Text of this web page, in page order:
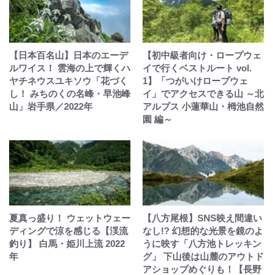
【日本百名山】日本のエーデ
ルワイス！ 雲海の上で輝くハ
ヤチネウスユキソウ「花づく
し！ みちのくの名峰・早池峰
山」岩手県／2022年
【初中級者向け・ロープウェ
イで行くベストルート vol.
1】「つがいけロープウェ
イ」でアクセスできる山 ～北
アルプス 小蓮華山・栂池自然
園 編～
夏真っ盛り！ ウェットウェー
ディングで涼を感じる【渓流
釣り】 白馬・姫川上流 2022
年
【八方尾根】SNS映え間違い
なし!? 幻想的な光景を鏡のよ
うに映す「八方池トレッキン
グ」 下山後は山麓のアウトド
アショップめぐりも！【長野